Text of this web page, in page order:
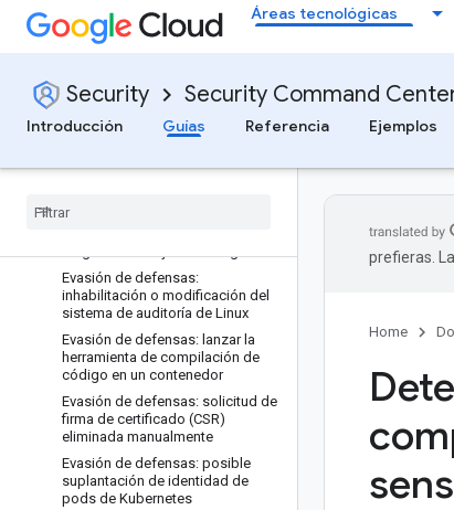
Áreas tecnológicas
Security Security Command
Introducción
Guías Referencia Ejemplos
ejecutado un script de Python
codificado en Base64
comandos shell codificada en
Evasión de defensas: se ha
carga de trabajo de acceso de
Evasión de defensas: se ha
Evasión de defensas:
inhabilitación o modificación del
sistema de auditoría de Linux
Evasión de defensas: lanzar la
herramienta de compilación de
código en un contenedor
Evasión de defensas: solicitud de
firma de certificado (CSR)
eliminada manualmente
Evasión de defensas: posible
suplantación de identidad de
pods de Kubernetes
prefieras.
Home